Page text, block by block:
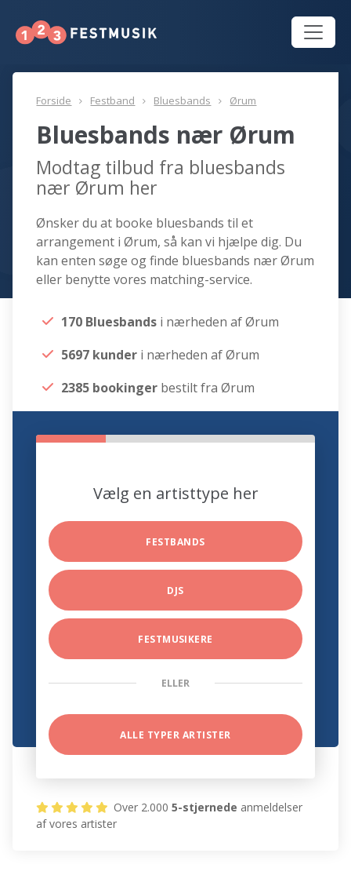
Forside Festband Bluesbands Ørum
Bluesbands nær Ørum
Modtag tilbud fra bluesbands
nær Ørum her
Ønsker du at booke bluesbands til et
arrangement i Ørum, så kan vi hjælpe dig. Du
kan enten søge og finde bluesbands nær Ørum
eller benytte vores matching-service.
170 Bluesbands i nærheden af Ørum
5697 kunder i nærheden af Ørum
2385 bookinger bestilt fra Ørum
Vælg en artisttype her
FESTBANDS
DJS
FESTMUSIKERE
ELLER
ALLE TYPER ARTISTER
Over 2.0005-stjernede anmeldelser
af vores artister